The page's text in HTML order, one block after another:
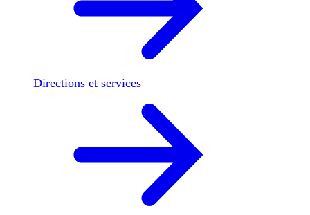
Directions et services